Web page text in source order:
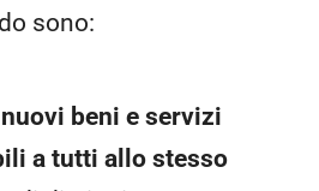
sono:
beni e servizi
a tutti allo stesso